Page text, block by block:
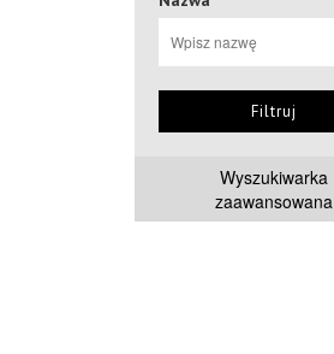
Filtruj
Wyszukiwarka
zaawansowana